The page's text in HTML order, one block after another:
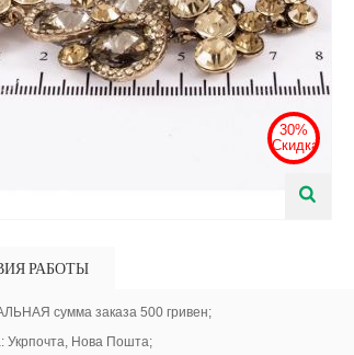
30%
Скидка
РАБОТЫ
сумма заказа 500 гривен;
Укрпочта, Нова Пошта;